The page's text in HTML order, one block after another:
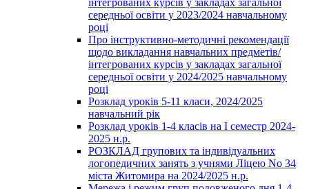
інтегрованих курсів у закладах загальної
середньої освіти у 2023/2024 навчальному
році
Про інструктивно-методичні рекомендації
щодо викладання навчальних предметів/
інтегрованих курсів у закладах загальної
середньої освіти у 2024/2025 навчальному
році
Розклад уроків 5-11 класи, 2024/2025
навчальний рік
Розклад уроків 1-4 класів на І семестр 2024-
2025 н.р.
РОЗКЛАД групових та індивідуальних
логопедичних занять з учнями Ліцею No 34
міста Житомира на 2024/2025 н.р.